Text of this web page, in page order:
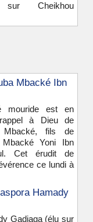
Cheikhou
Mbacké Ibn
mouride est en
à Dieu de
Mbacké, fils de
Yoni Ibn
Cet érudit de
ce lundi à
Hamady
Gadiaga (élu sur